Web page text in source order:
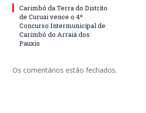
Carimbó da Terra do Distrito
de Curuai vence o 4º
Concurso Intermunicipal de
Carimbó do Arraiá dos
Pauxis
Os comentários estão fechados.